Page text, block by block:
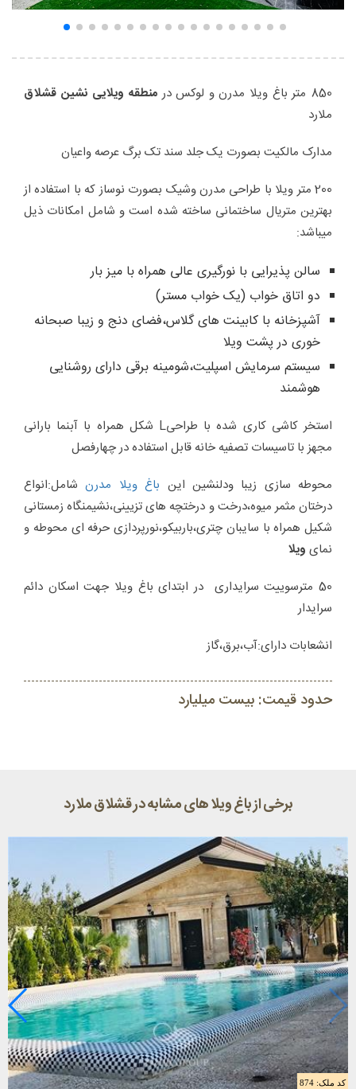
850 متر باغ ویلا مدرن و لوکس در
منطقه ویلایی نشین قشلاق
ملارد
مدارک مالکیت بصورت یک جلد سند تک برگ عرصه واعیان
200 متر ویلا با طراحی مدرن وشیک بصورت نوساز که با استفاده از
بهترین متریال ساختمانی ساخته شده است و شامل امکانات ذیل
میباشد:
سالن پذیرایی با نورگیری عالی همراه با میز بار
دو اتاق خواب (یک خواب مستر)
آشپزخانه با کابینت های گلاس،فضای دنج و زیبا صبحانه
خوری در پشت ویلا
سیستم سرمایش اسپلیت،شومینه برقی دارای روشنایی
هوشمند
استخر کاشی کاری شده با طراحیL شکل همراه با آبنما بارانی
مجهز با تاسیسات تصفیه خانه قابل استفاده در چهارفصل
محوطه سازی زیبا ودلنشین این باغ ویلا مدرنشامل:انواع
درختان مثمر میوه،درخت و درختچه های تزیینی،نشیمنگاه زمستانی
شکیل همراه با سایبان چتری،باربیکو،نورپردازی حرفه ای محوطه و
نمای ویلا
50 مترسوییت سرایداری در ابتدای باغ ویلا جهت اسکان دائم
سرایدار
انشعابات دارای:آب،برق،گاز
حدود قیمت: بیست میلیارد
برخی از باغ ویلا های مشابه در قشلاق ملارد
کد ملک: 874